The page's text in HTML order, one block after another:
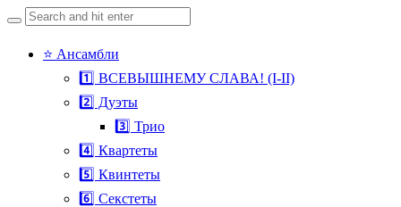
Search
for:
Skip
⭐ Ансамбли
1️⃣ ВСЕВЫШНЕМУ СЛАВА! (I-II)
2️⃣ Дуэты
3️⃣ Трио
4️⃣ Квартеты
5️⃣ Квинтеты
6️⃣ Секстеты